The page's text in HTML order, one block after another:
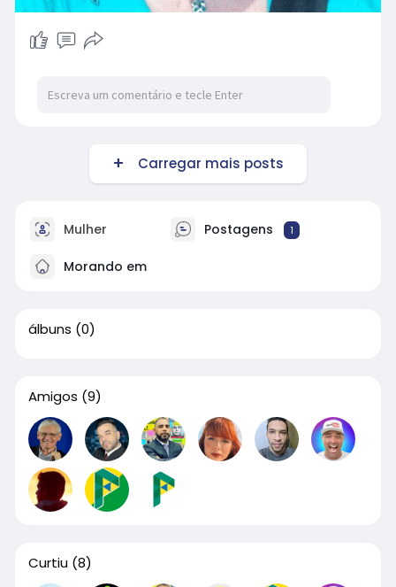
Carregar mais posts
Mulher Postagens 1
Morando em
álbuns (0)
Amigos (9)
Curtiu (8)